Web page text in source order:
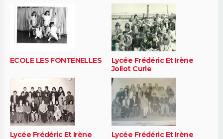
ECOLE LES FONTENELLES
Lycée Frédéric Et Irène
Joliot Curie
Lycée Frédéric Et Irène
Lycée Frédéric Et Irène